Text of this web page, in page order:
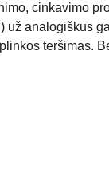
cinkavimo
analogiškus
teršimas.